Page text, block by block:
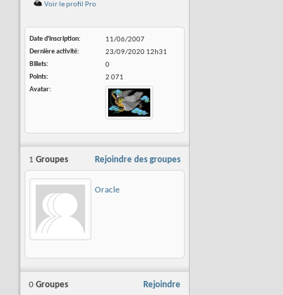
Voir le profil Pro
Date d'inscription
11/06/2007
Dernière activité
23/09/2020 12h31
Billets
0
Points
2 071
Avatar
Rejoindre des groupes
1 Groupes
Oracle
Rejoindre
0 Groupes